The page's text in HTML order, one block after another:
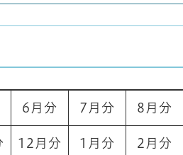
6月分 7月分 8月分
12月分 1月分 2月分